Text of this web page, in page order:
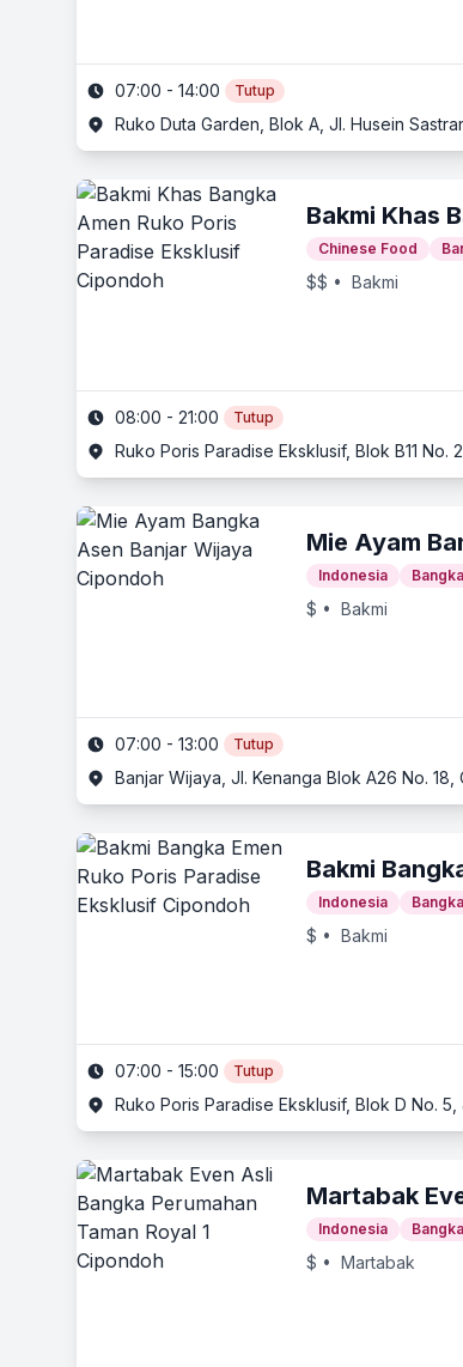
07:00 - 14:00 Tutup
Ruko Duta Garden, Blok A, Jl. Husein
Bakmi Khas
Chinese Food
$$ • Bakmi
08:00 - 21:00 Tutup
Ruko Poris Paradise Eksklusif, Blok B11
Mie Ayam
Indonesia Bangka
$ • Bakmi
07:00 - 13:00 Tutup
Banjar Wijaya, Jl. Kenanga Blok A26 No.
Bakmi
Indonesia Bangka
$ • Bakmi
07:00 - 15:00 Tutup
Ruko Poris Paradise Eksklusif, Blok D No.
Martabak
Indonesia Bangka
$ • Martabak